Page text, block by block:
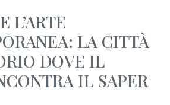
L’ARTE
LA CITTÀ
DOVE IL
IL SAPER